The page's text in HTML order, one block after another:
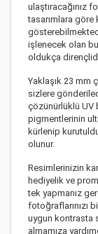
ulaştıracağınız
tasarımlara göre
işlenecek olan bu
oldukça
Yaklaşık 23 mm
sizlere
çözünürlüklü UV
pigmentlerinin
kürlenip
olunur.
Resimlerinizin
hediyelik ve
tek yapmanız
fotoğraflarınızı
uygun kontrasta
almamıza